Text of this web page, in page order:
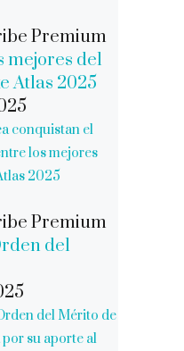
Premium
conquistan el
los mejores
2025
Premium
del Mérito de
su aporte al